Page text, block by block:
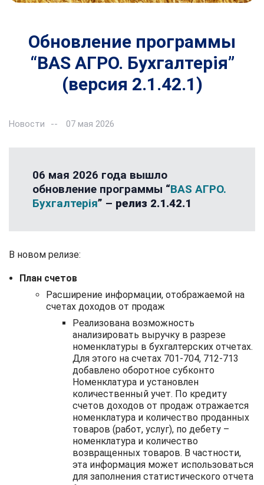
Обновление программы
“BAS АГРО. Бухгалтерія”
(версия 2.1.42.1)
Новости 07 мая 2026
06 мая 2026 года вышло
обновление программы “BAS АГРО.
Бухгалтерія” – релиз 2.1.42.1
В новом релизе:
План счетов
Расширение информации, отображаемой на
счетах доходов от продаж
Реализована возможность
анализировать выручку в разрезе
номенклатуры в бухгалтерских отчетах.
Для этого на счетах 701-704, 712-713
добавлено оборотное субконто
Номенклатура и установлен
количественный учет. По кредиту
счетов доходов от продаж отражается
номенклатура и количество проданных
товаров (работ, услуг), по дебету –
номенклатура и количество
возвращенных товаров. В частности,
эта информация может использоваться
для заполнения статистического отчета